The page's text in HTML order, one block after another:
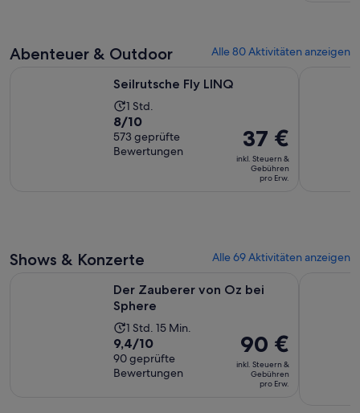
Bewertungen.
Abenteuer & Outdoor Alle 80 Aktivitäten anzeigen
Seilrutsche Fly LINQ
Die
Aktivität
dauert
1 Stunde
1 Std.
8.0
von
10,
8/10
573 geprüfte
Bewertungen
Der
Preis
beträgt
37 €
37 €
inkl. Steuern &
Gebühren
pro Erw.
Shows & Konzerte Alle 69 Aktivitäten anzeigen
Der Zauberer von Oz bei
Sphere
Die
Aktivität
dauert
1
1 Std. 15 Min.
9.4
von
10,
9,4/10
90 geprüfte
Bewertungen
Der
Preis
beträgt
90 €
90 €
inkl. Steuern &
Gebühren
pro Erw.